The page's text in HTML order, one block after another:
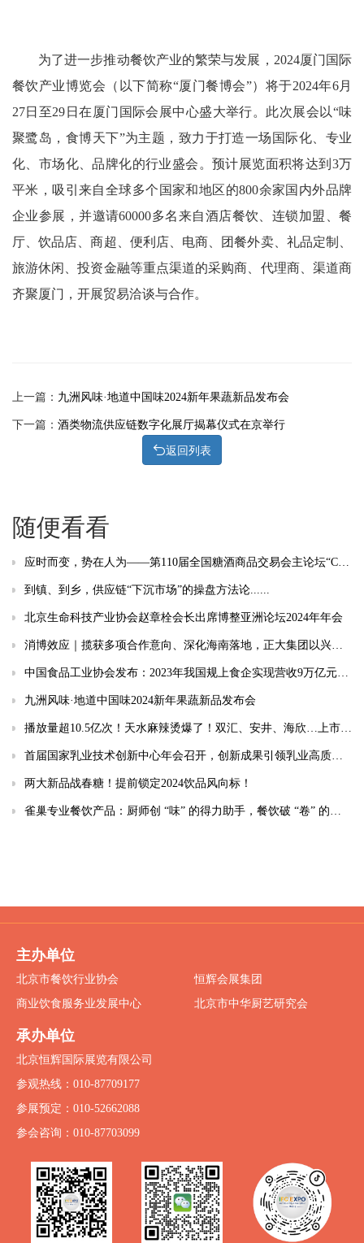
为了进一步推动餐饮产业的繁荣与发展，2024厦门国际
餐饮产业博览会（以下简称“厦门餐博会”）将于2024年6月
27日至29日在厦门国际会展中心盛大举行。此次展会以“味
聚鹭岛，食博天下”为主题，致力于打造一场国际化、专业
化、市场化、品牌化的行业盛会。预计展览面积将达到3万
平米，吸引来自全球多个国家和地区的800余家国内外品牌
企业参展，并邀请60000多名来自酒店餐饮、连锁加盟、餐
厅、饮品店、商超、便利店、电商、团餐外卖、礼品定制、
旅游休闲、投资金融等重点渠道的采购商、代理商、渠道商
齐聚厦门，开展贸易洽谈与合作。
上一篇： 九洲风味·地道中国味2024新年果蔬新品发布会
下一篇： 酒类物流供应链数字化展厅揭幕仪式在京举行
返回列表
随便看看
应时而变，势在人为——第110届全国糖酒商品交易会主论坛“CFDF食饮产业发展大会”成功召开
到镇、到乡，供应链“下沉市场”的操盘方法论......
北京生命科技产业协会赵章栓会长出席博整亚洲论坛2024年年会
消博效应｜揽获多项合作意向、深化海南落地，正大集团以兴隆咖啡打开产业新局
中国食品工业协会发布：2023年我国规上食企实现营收9万亿元，同比增长2.5%
九洲风味·地道中国味2024新年果蔬新品发布会
播放量超10.5亿次！天水麻辣烫爆了！双汇、安井、海欣…上市公司如何接住“泼天富贵”？
首届国家乳业技术创新中心年会召开，创新成果引领乳业高质量发展
两大新品战春糖！提前锁定2024饮品风向标！
雀巢专业餐饮产品：厨师创 “味” 的得力助手，餐饮破 “卷” 的秘密武器
主办单位
北京市餐饮行业协会
恒辉会展集团
商业饮食服务业发展中心
北京市中华厨艺研究会
承办单位
北京恒辉国际展览有限公司
参观热线：010-87709177
参展预定：010-52662088
参会咨询：010-87703099